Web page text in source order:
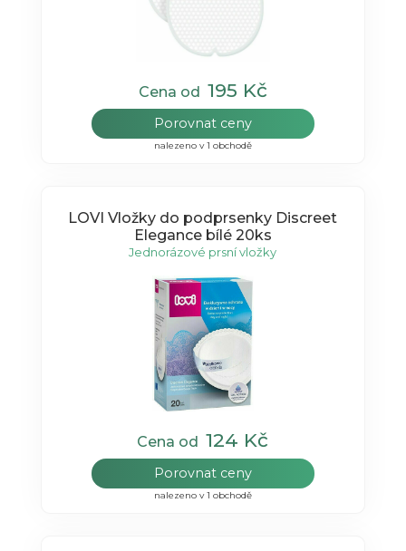
Cena od 195 Kč
Porovnat ceny
nalezeno v 1 obchodě
LOVI Vložky do podprsenky Discreet
Elegance bílé 20ks
Jednorázové prsní vložky
Cena od 124 Kč
Porovnat ceny
nalezeno v 1 obchodě